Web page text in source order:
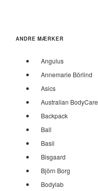
ANDRE MÆRKER
Angulus
Annemarie Börlind
Asics
Australian BodyCare
Backpack
Ball
Basil
Bisgaard
Björn Borg
Bodylab